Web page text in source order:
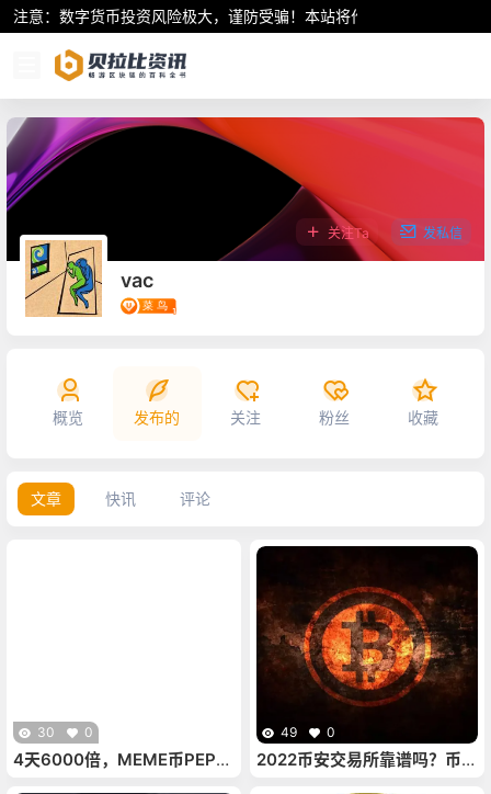
注意：数字货币投资风险极大，谨防受骗！本站将作为行业资讯共享
vac
关注Ta 发私信
概览 发布的 关注 粉丝 收藏
文章 快讯 评论
30 0
4天6000倍，MEME币PEPE
49 0
2022币安交易所靠谱吗？币安